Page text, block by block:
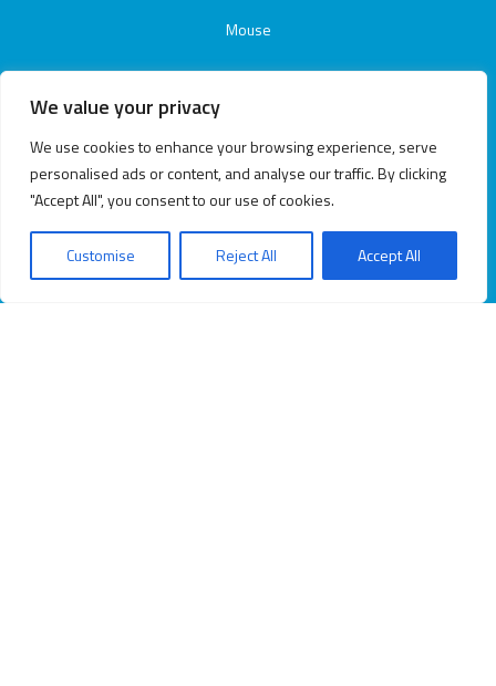
We value your privacy
We use cookies to enhance your browsing experience, serve
personalised ads or content, and analyse our traffic. By clicking
"Accept All", you consent to our use of cookies.
Customise Reject All Accept All
Mouse
Klavye
Klavye Mouse Set
Aksesuar
Destek